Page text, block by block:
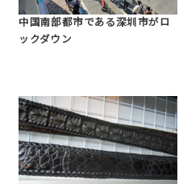
中国南部都市である深圳市がロ
ックダウン